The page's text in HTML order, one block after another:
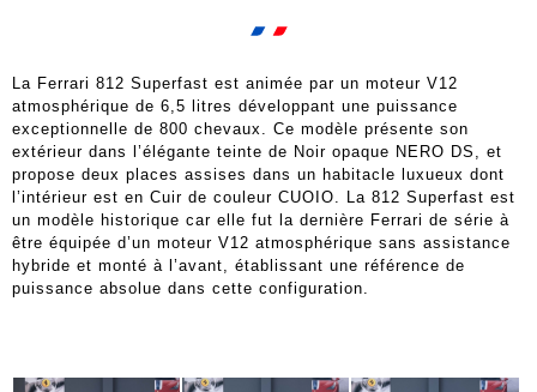
La Ferrari 812 Superfast est animée par un moteur V12
atmosphérique de 6,5 litres développant une puissance
exceptionnelle de 800 chevaux. Ce modèle présente son
extérieur dans l’élégante teinte de Noir opaque NERO DS, et
propose deux places assises dans un habitacle luxueux dont
l’intérieur est en Cuir de couleur CUOIO. La 812 Superfast est
un modèle historique car elle fut la dernière Ferrari de série à
être équipée d’un moteur V12 atmosphérique sans assistance
hybride et monté à l’avant, établissant une référence de
puissance absolue dans cette configuration.